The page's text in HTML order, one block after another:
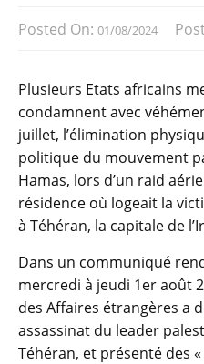
Posted On: 01/08/2024
Plusieurs Etats africains
condamnent avec
juillet, l’élimination
politique du mouvement
Hamas, lors d’un raid
résidence où logeait la
à Téhéran, la capitale de
Dans un communiqué
mercredi à jeudi 1er août
des Affaires étrangères a
assassinat du leader
Téhéran, et présenté des